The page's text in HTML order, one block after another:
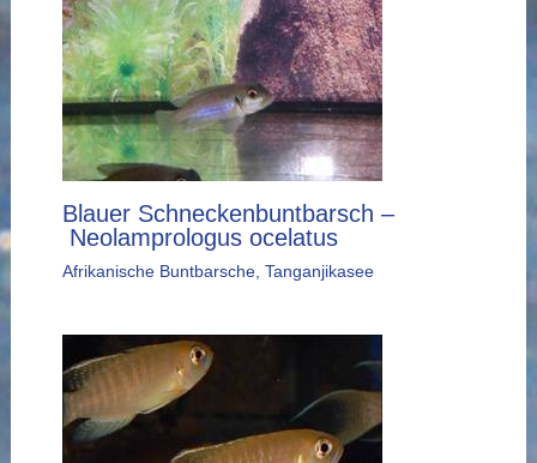
Blauer Schneckenbuntbarsch –
Neolamprologus ocelatus
Afrikanische Buntbarsche, Tanganjikasee